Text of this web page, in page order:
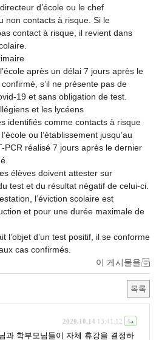
d’école ou le chef
non contacts à risque. Si le
contact à risque, il revient dans
après un délai 7 jours après le
s’il ne présente pas de
19 et sans obligation de test.
et les lycéens
identifiés comme contacts à risque
ou l’établissement jusqu’au
PCR réalisé 7 jours après le dernier
élèves doivent attester sur
test et du résultat négatif de celui-ci.
l’éviction scolaire est
et pour une durée maximale de
l’objet d’un test positif, il se conforme
cas confirmés.
이 게시물을
목록
2020.10.14 13:41:12
과 학부모님들이 자체 휴강을 결정하